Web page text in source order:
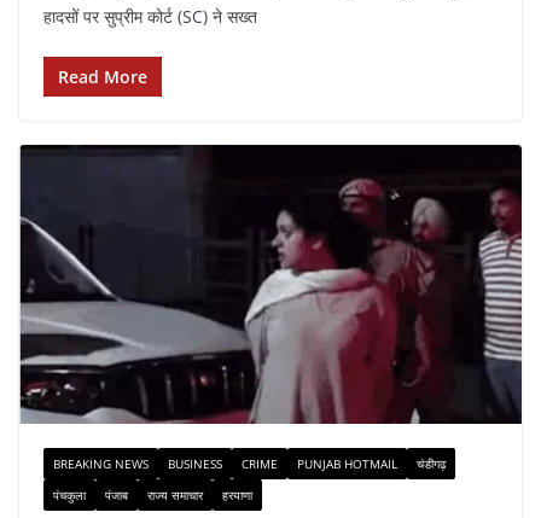
हादसों पर सुप्रीम कोर्ट (SC) ने सख्त
Read More
BREAKING NEWS BUSINESS CRIME PUNJAB HOTMAIL
चंडीगढ़
पंचकुला
पंजाब राज्य समाचार हरयाणा